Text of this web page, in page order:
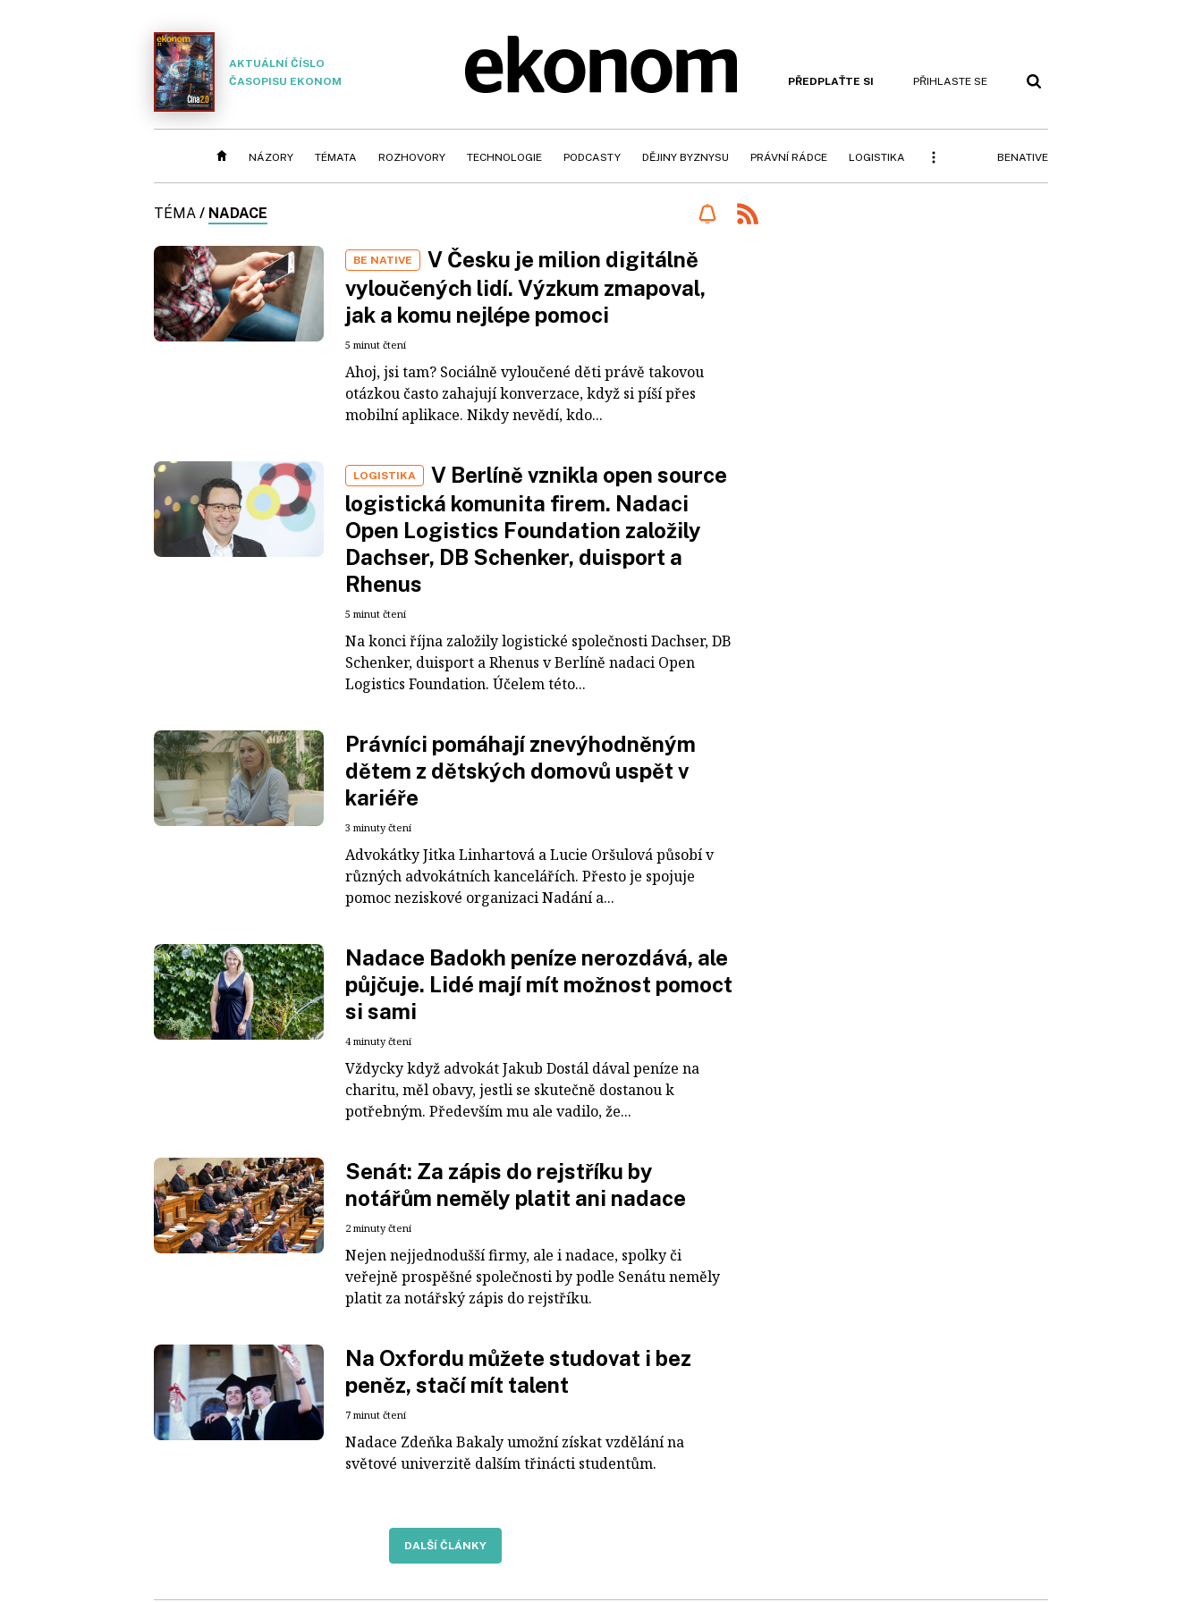
AKTUÁLNÍ ČÍSLO
ČASOPISU EKONOM
PŘEDPLAŤTE SI PŘIHLASTE SE
NÁZORY TÉMATA ROZHOVORY TECHNOLOGIE PODCASTY DĚJINY BYZNYSU PRÁVNÍ RÁDCE LOGISTIKA BENATIVE
TÉMA / NADACE
BE NATIVE
V Česku je milion digitálně
vyloučených lidí. Výzkum zmapoval,
jak a komu nejlépe pomoci
5 minut čtení
Ahoj, jsi tam? Sociálně vyloučené děti právě takovou
otázkou často zahajují konverzace, když si píší přes
mobilní aplikace. Nikdy nevědí, kdo...
LOGISTIKA
V Berlíně vznikla open source
logistická komunita firem. Nadaci
Open Logistics Foundation založily
Dachser, DB Schenker, duisport a
Rhenus
5 minut čtení
Na konci října založily logistické společnosti Dachser, DB
Schenker, duisport a Rhenus v Berlíně nadaci Open
Logistics Foundation. Účelem této...
Právníci pomáhají znevýhodněným
dětem z dětských domovů uspět v
kariéře
3 minuty čtení
Advokátky Jitka Linhartová a Lucie Oršulová působí v
různých advokátních kancelářích. Přesto je spojuje
pomoc neziskové organizaci Nadání a...
Nadace Badokh peníze nerozdává, ale
půjčuje. Lidé mají mít možnost pomoct
si sami
4 minuty čtení
Vždycky když advokát Jakub Dostál dával peníze na
charitu, měl obavy, jestli se skutečně dostanou k
potřebným. Především mu ale vadilo, že...
Senát: Za zápis do rejstříku by
notářům neměly platit ani nadace
2 minuty čtení
Nejen nejjednodušší firmy, ale i nadace, spolky či
veřejně prospěšné společnosti by podle Senátu neměly
platit za notářský zápis do rejstříku.
Na Oxfordu můžete studovat i bez
peněz, stačí mít talent
7 minut čtení
Nadace Zdeňka Bakaly umožní získat vzdělání na
světové univerzitě dalším třinácti studentům.
DALŠÍ ČLÁNKY